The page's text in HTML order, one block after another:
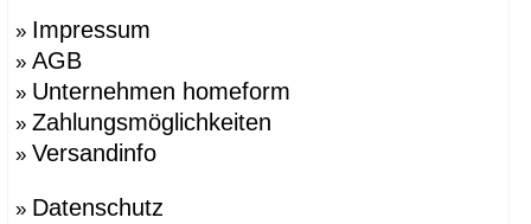
» Impressum
» AGB
» Unternehmen homeform
» Zahlungsmöglichkeiten
» Versandinfo
» Datenschutz